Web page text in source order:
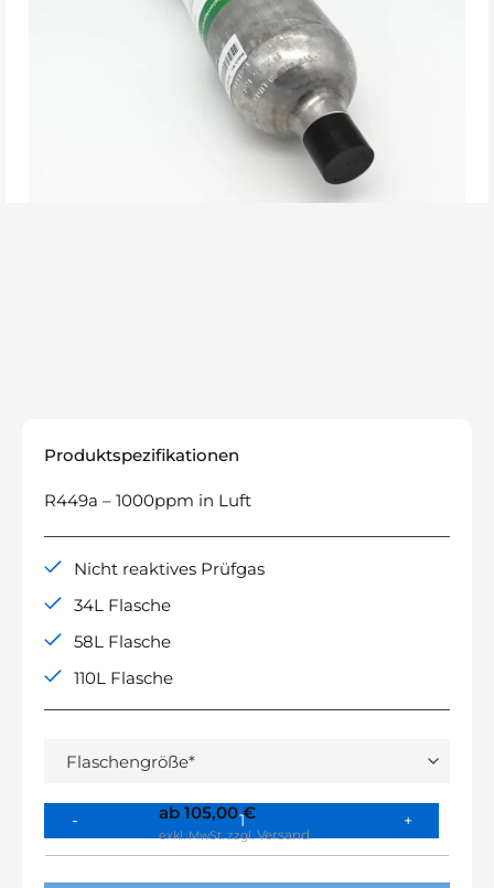
Produktspezifikationen
R449a – 1000ppm in Luft
Nicht reaktives Prüfgas
34L Flasche
58L Flasche
110L Flasche
ab 105,00€
exkl. MwSt. zzgl.Versand